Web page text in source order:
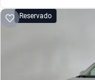
Reservado